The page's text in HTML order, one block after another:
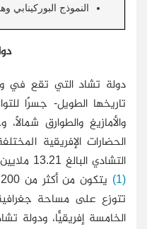
النموذج البوركينابي
دولة تشاد التي تقع في
تاريخها الطويل- جسرًا
والأمازيغ والطوارق
الحضارات الإفريقية
التشادي البالغ 13.21 ملايين نسمة (حسب تعداد عام 2014)
(1)
الخامسة إفريقيًّا، ودولة